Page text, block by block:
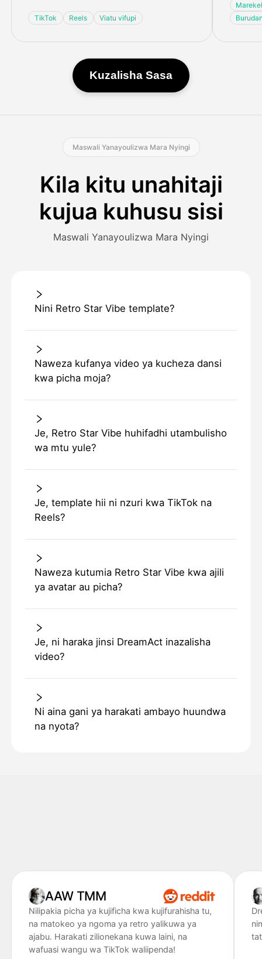
TikTok Reels Viatu vifupi
Kuzalisha Sasa
Maswali Yanayoulizwa Mara Nyingi
Kila kitu unahitaji
kujua kuhusu sisi
Maswali Yanayoulizwa Mara Nyingi
Nini Retro Star Vibe template?
Naweza kufanya video ya kucheza dansi
kwa picha moja?
Je, Retro Star Vibe huhifadhi utambulisho
wa mtu yule?
Je, template hii ni nzuri kwa TikTok na
Reels?
Naweza kutumia Retro Star Vibe kwa ajili
ya avatar au picha?
Je, ni haraka jinsi DreamAct inazalisha
video?
Ni aina gani ya harakati ambayo huundwa
na nyota?
AAW TMM
Nilipakia picha ya kujificha kwa kujifurahisha tu,
na matokeo ya ngoma ya retro yalikuwa ya
ajabu. Harakati zilionekana kuwa laini, na
wafuasi wangu wa TikTok waliipenda!